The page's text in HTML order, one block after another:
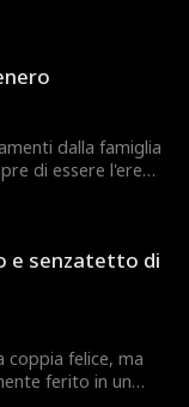
dalla famiglia
di essere l'erede
e senzatetto di
coppia felice, ma
ferito in un